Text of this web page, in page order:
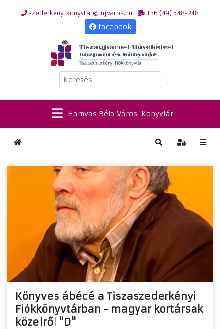
szederkeny_konyvtar@tujvaros.hu +36 (49) 548-248
facebook
Keresés
Hamvas Béla Városi Könyvtár
Kezdőlap Keresés
Könyves ábécé a Tiszaszederkényi
Fiókkönyvtárban - magyar kortársak
közelről "D"